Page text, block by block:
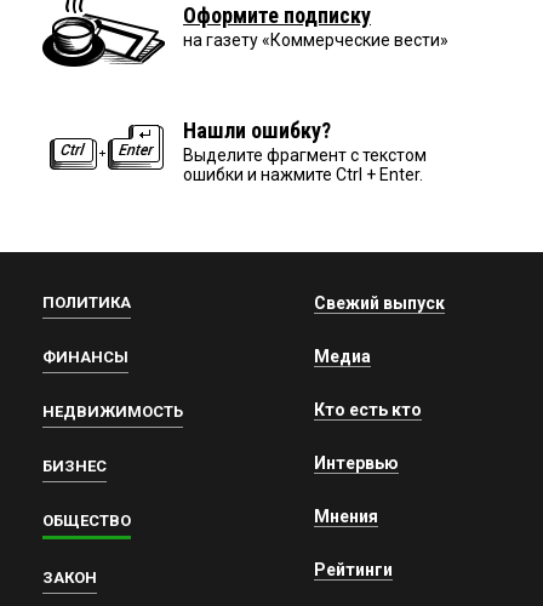
Оформите подписку
на газету «Коммерческие вести»
Нашли ошибку?
Выделите фрагмент с текстом
ошибки и нажмите Ctrl + Enter.
ПОЛИТИКА
ФИНАНСЫ
НЕДВИЖИМОСТЬ
БИЗНЕС
ОБЩЕСТВО
ЗАКОН
Свежий выпуск
Медиа
Кто есть кто
Интервью
Мнения
Рейтинги